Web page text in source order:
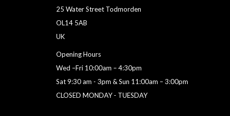
25 Water Street Todmorden
OL14 5AB
UK
Opening Hours
Wed –Fri 10:00am – 4:30pm
Sat 9:30 am - 3pm & Sun 11:00am – 3:00pm
CLOSED MONDAY - TUESDAY